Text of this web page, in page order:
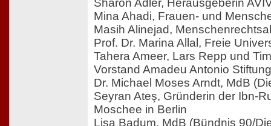
Sharon Adler, Herausgeberin
Mina Ahadi, Frauen- und
Masih Alinejad,
Prof. Dr. Marina Allal, Freie
Tahera Ameer, Lars Repp und
Vorstand Amadeu Antonio Stiftung
Dr. Michael Moses Arndt, MdB
Seyran Ateş, Gründerin der Ibn-
Moschee in Berlin
Lisa Badum, MdB (Bündnis 90/